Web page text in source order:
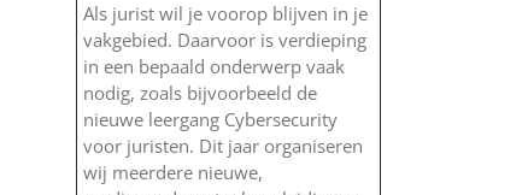
Als jurist wil je voorop blijven in je
vakgebied. Daarvoor is verdieping
in een bepaald onderwerp vaak
nodig, zoals bijvoorbeeld de
nieuwe leergang Cybersecurity
voor juristen. Dit jaar organiseren
wij meerdere nieuwe,